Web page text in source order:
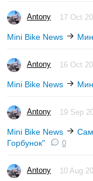
Antony 17 Oct
Mini Bike News
Antony 16 Oct
Mini Bike News
Antony 19 Sep
Mini Bike News
Горбунок"
0
Antony 10 Aug